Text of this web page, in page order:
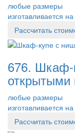
любые размеры
изготавливается на
Рассчитать
676. Шкаф-
открытыми
любые размеры
изготавливается на
Рассчитать